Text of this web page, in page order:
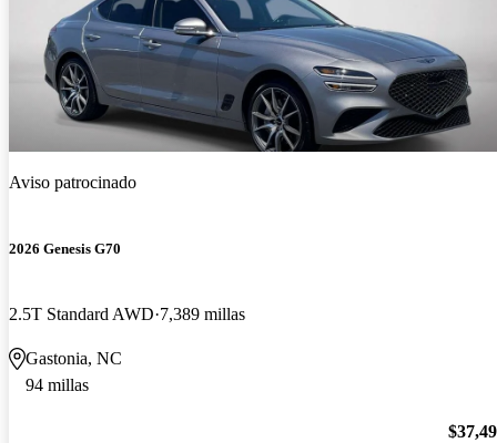
Aviso patrocinado
2026 Genesis G70
2.5T Standard AWD 7,389 millas
Gastonia, NC
94 millas